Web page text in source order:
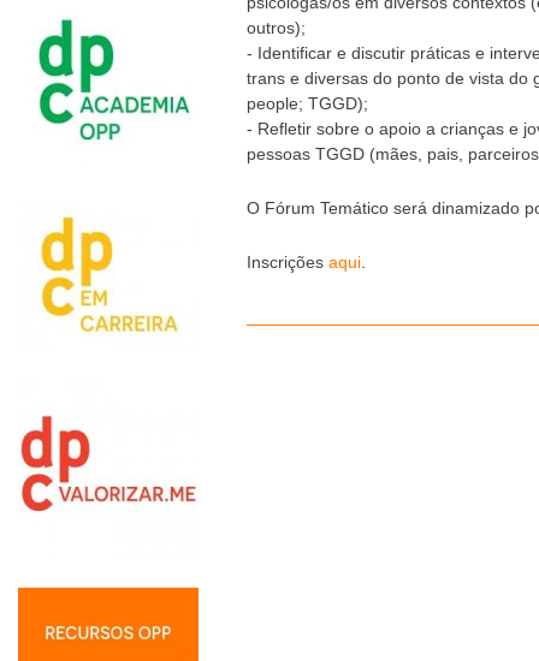
outros);
- Identificar e discutir práticas e
trans e diversas do ponto de vista do
people; TGGD);
- Refletir sobre o apoio a crianças e
pessoas TGGD (mães, pais,
O Fórum Temático será dinamizado
Inscrições aqui